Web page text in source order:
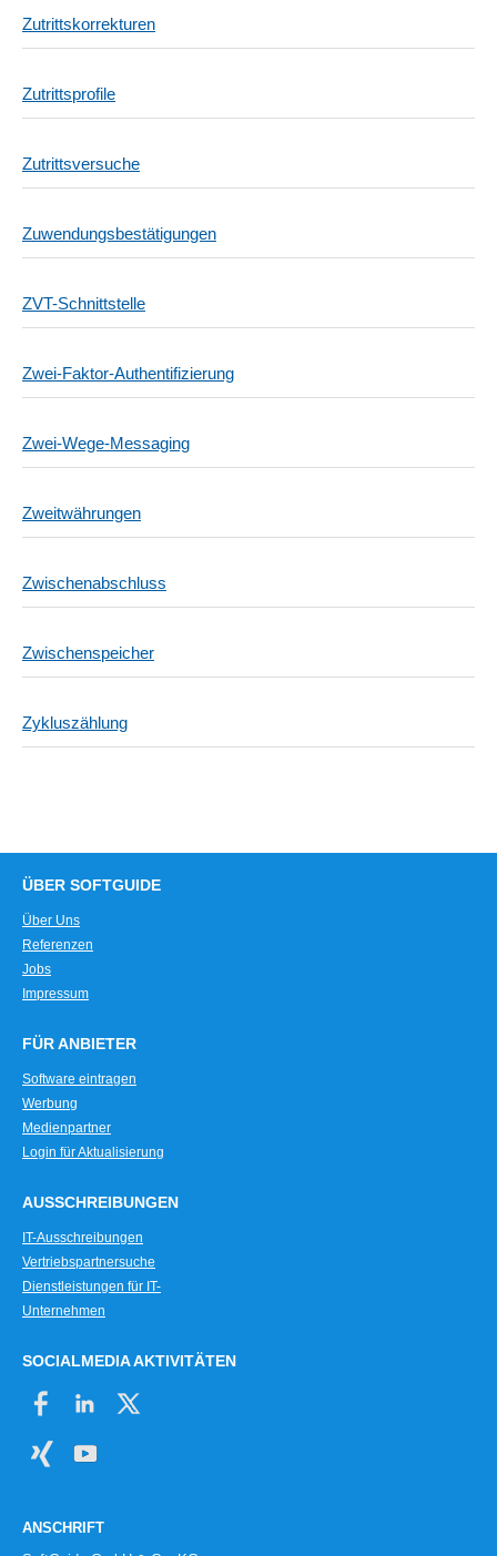
Zutrittskorrekturen
Zutrittsprofile
Zutrittsversuche
Zuwendungsbestätigungen
ZVT-Schnittstelle
Zwei-Faktor-Authentifizierung
Zwei-Wege-Messaging
Zweitwährungen
Zwischenabschluss
Zwischenspeicher
Zykluszählung
ÜBER SOFTGUIDE
Über Uns
Referenzen
Jobs
Impressum
FÜR ANBIETER
Software eintragen
Werbung
Medienpartner
Login für Aktualisierung
AUSSCHREIBUNGEN
IT-Ausschreibungen
Vertriebspartnersuche
Dienstleistungen für IT-
Unternehmen
SOCIALMEDIA AKTIVITÄTEN
ANSCHRIFT